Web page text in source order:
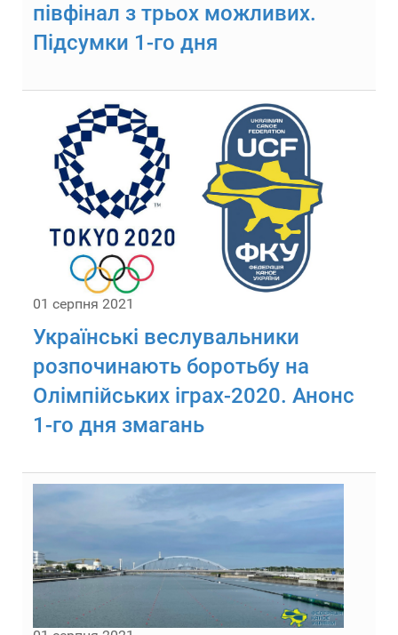
півфінал з трьох можливих.
Підсумки 1-го дня
01 серпня 2021
Українські веслувальники
розпочинають боротьбу на
Олімпійських іграх-2020. Анонс
1-го дня змагань